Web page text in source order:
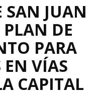
JUAN
DE
PARA
EN VÍAS
CAPITAL